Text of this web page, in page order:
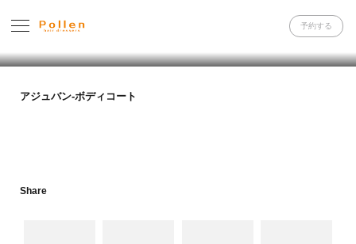
予約する
アジュバン-ボディコート
Share